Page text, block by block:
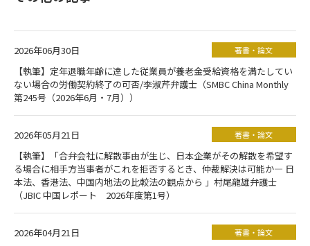
2026年06月30日 著書・論文
【執筆】定年退職年齢に達した従業員が養老金受給資格を満たしてい
ない場合の労働契約終了の可否/李淑芹弁護士（SMBC China Monthly
第245号（2026年6月・7月））
2026年05月21日 著書・論文
【執筆】「合弁会社に解散事由が生じ、日本企業がその解散を希望す
る場合に相手方当事者がこれを拒否するとき、仲裁解決は可能か― 日
本法、香港法、中国内地法の比較法の観点から 」村尾龍雄弁護士
（JBIC 中国レポート 2026年度第1号）
2026年04月21日 著書・論文